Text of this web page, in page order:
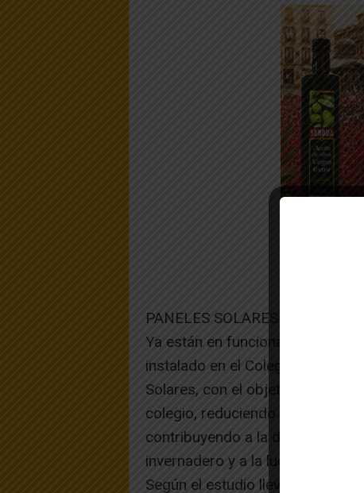
PANELES SOLARES EN EL
Ya están en funcionamiento los
instalado en el Colegio Público
Solares, con el objetivo de
colegio, reduciendo así el
contribuyendo a la disminución
invernadero y a la lucha contra
Según el estudio llevado a cabo,